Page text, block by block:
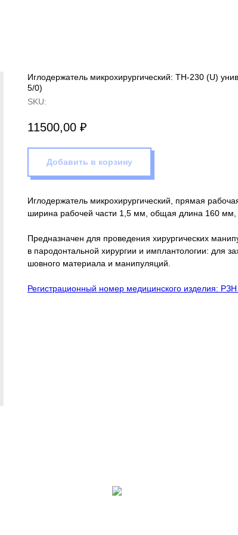
Иглодержатель микрохирургический: TH-230 (U)
5/0)
SKU:
11500,00 ₽
Добавить в корзину
Иглодержатель микрохирургический, прямая
ширина рабочей части 1,5 мм, общая длина 160 мм,
Предназначен для проведения хирургических
в пародонтальной хирургии и имплантологии: для
шовного материала и манипуляций.
Регистрационный номер медицинского изделия: